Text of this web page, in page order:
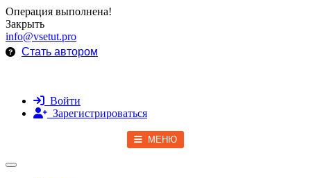
Операция выполнена!
Закрыть
info@vsetut.pro
Стать автором
Войти
Зарегистрироваться
МЕНЮ
Toggle navigation